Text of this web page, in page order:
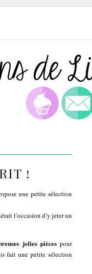
!
une petite sélection
l’occasion d’y jeter un
jolies piècespour
fait une petite sélection